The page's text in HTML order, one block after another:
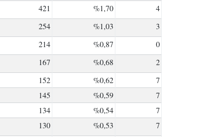
421
%1,70
4
254
%1,03
3
214
%0,87
0
167
%0,68
2
152
%0,62
7
145
%0,59
7
134
%0,54
7
130
%0,53 7